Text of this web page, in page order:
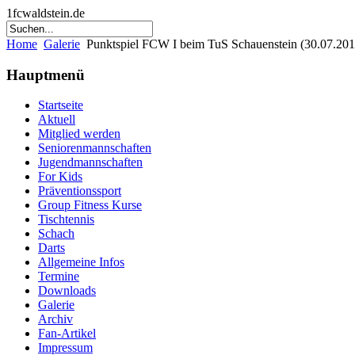
1fcwaldstein.de
Home Galerie Punktspiel FCW I beim TuS Schauenstein
Hauptmenü
Startseite
Aktuell
Mitglied werden
Seniorenmannschaften
Jugendmannschaften
For Kids
Präventionssport
Group Fitness Kurse
Tischtennis
Schach
Darts
Allgemeine Infos
Termine
Downloads
Galerie
Archiv
Fan-Artikel
Impressum